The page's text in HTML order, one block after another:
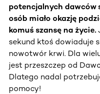
potencjalnych dawców
osób miało okazję
komuś szansę na życie.
sekund ktoś dowiaduje
nowotwór krwi. Dla
jest przeszczep od
Dlatego nadal
pomocy!